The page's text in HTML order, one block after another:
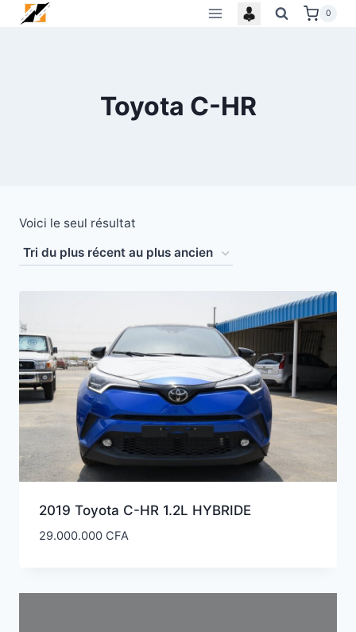
Skip
0
Toyota C-HR
Voici le seul résultat
2019 Toyota C-HR 1.2L HYBRIDE
29.000.000 CFA